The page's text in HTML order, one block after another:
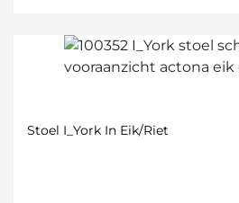
Stoel I_York In Eik/riet